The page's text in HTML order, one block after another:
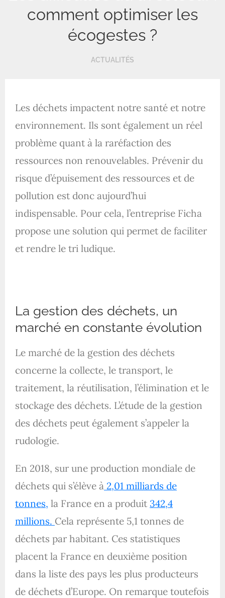
comment optimiser les
écogestes ?
ACTUALITÉS
Les déchets impactent notre santé et notre
environnement. Ils sont également un réel
problème quant à la raréfaction des
ressources non renouvelables. Prévenir du
risque d’épuisement des ressources et de
pollution est donc aujourd’hui
indispensable. Pour cela, l’entreprise Ficha
propose une solution qui permet de faciliter
et rendre le tri ludique.
La gestion des déchets, un
marché en constante évolution
Le marché de la gestion des déchets
concerne la collecte, le transport, le
traitement, la réutilisation, l’élimination et le
stockage des déchets. L’étude de la gestion
des déchets peut également s’appeler la
rudologie.
En 2018, sur une production mondiale de
déchets qui s’élève à 2,01 milliards de
tonnes, la France en a produit 342,4
millions. Cela représente 5,1 tonnes de
déchets par habitant. Ces statistiques
placent la France en deuxième position
dans la liste des pays les plus producteurs
de déchets d’Europe. On remarque toutefois